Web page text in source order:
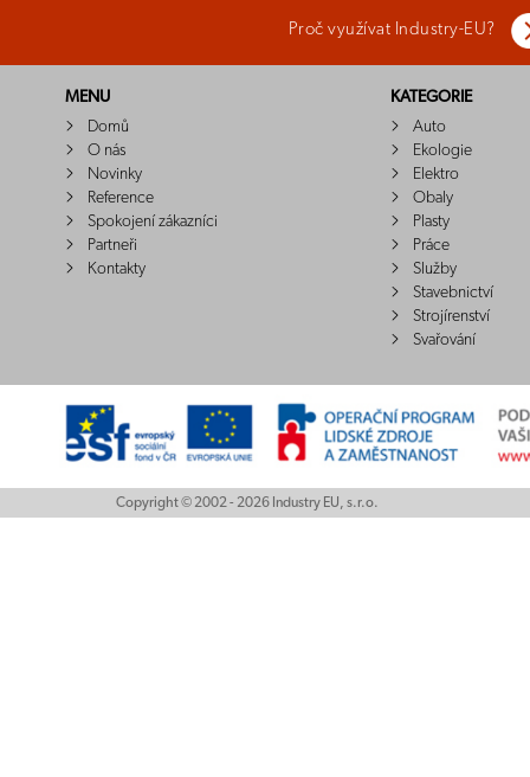
Proč využívat Industry-EU?
MENU
Domů
O nás
Novinky
Reference
Spokojení zákazníci
Partneři
Kontakty
KATEGORIE
Auto
Ekologie
Elektro
Obaly
Plasty
Práce
Služby
Stavebnictví
Strojírenství
Svařování
Copyright © 2002 - 2026 Industry EU, s.r.o.